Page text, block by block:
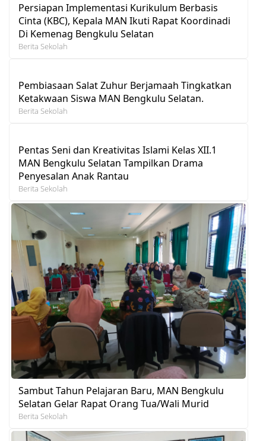
Persiapan Implementasi Kurikulum Berbasis
Cinta (KBC), Kepala MAN Ikuti Rapat Koordinadi
Di Kemenag Bengkulu Selatan
Berita Sekolah
Pembiasaan Salat Zuhur Berjamaah Tingkatkan
Ketakwaan Siswa MAN Bengkulu Selatan.
Berita Sekolah
Pentas Seni dan Kreativitas Islami Kelas XII.1
MAN Bengkulu Selatan Tampilkan Drama
Penyesalan Anak Rantau
Berita Sekolah
Sambut Tahun Pelajaran Baru, MAN Bengkulu
Selatan Gelar Rapat Orang Tua/Wali Murid
Berita Sekolah